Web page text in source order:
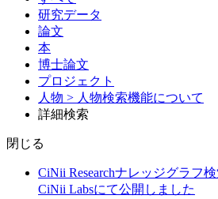
研究データ
論文
本
博士論文
プロジェクト
人物 > 人物検索機能について
詳細検索
閉じる
CiNii Researchナレッジグラフ
CiNii Labsにて公開しました